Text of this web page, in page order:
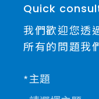
Quick
我們歡迎您透
所有的問題我
主題